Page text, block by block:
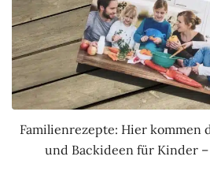
Familienrezepte: Hier kommen
und Backideen für Kinder